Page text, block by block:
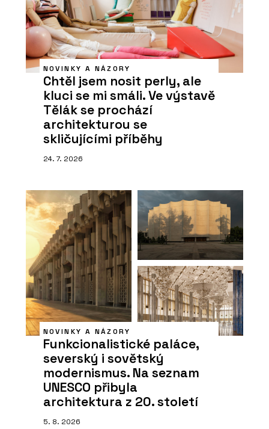
NOVINKY A NÁZORY
Chtěl jsem nosit perly, ale
kluci se mi smáli. Ve výstavě
Tělák se prochází
architekturou se
skličujícími příběhy
24. 7. 2026
NOVINKY A NÁZORY
Funkcionalistické paláce,
severský i sovětský
modernismus. Na seznam
UNESCO přibyla
architektura z 20. století
5. 8. 2026